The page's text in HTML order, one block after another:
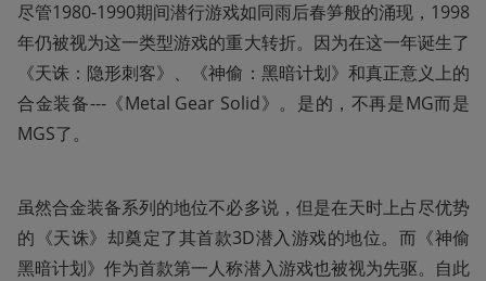
尽管1980-1990期间潜行游戏如同雨后春笋般的涌现，1998
年仍被视为这一类型游戏的重大转折。因为在这一年诞生了
《天诛：隐形刺客》、《神偷：黑暗计划》和真正意义上的
合金装备---《Metal Gear Solid》。是的，不再是MG而是
MGS了。
虽然合金装备系列的地位不必多说，但是在天时上占尽优势
的《天诛》却奠定了其首款3D潜入游戏的地位。而《神偷
黑暗计划》作为首款第一人称潜入游戏也被视为先驱。自此